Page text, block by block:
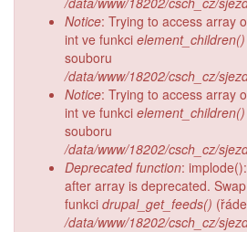
Notice: Trying to access array
int ve funkci element_children()
souboru
/data/www/18202/csch_cz/
Notice: Trying to access array
int ve funkci element_children()
souboru
/data/www/18202/csch_cz/
Deprecated function:
after array is deprecated.
funkci drupal_get_feeds()
/data/www/18202/csch_cz/